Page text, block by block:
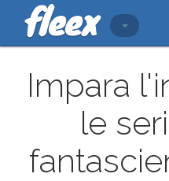
Impara
le